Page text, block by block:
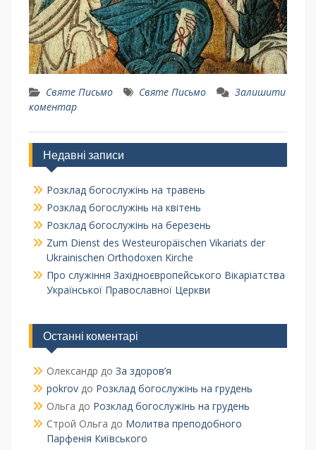
Святе Письмо Святе Письмо
Залишити
коментар
Недавні записи
Розклад богослужінь на травень
Розклад богослужінь на квітень
Розклад богослужінь на березень
Zum Dienst des Westeuropäischen Vikariats der
Ukrainischen Orthodoxen Kirche
Про служіння Західноєвропейського Вікаріатства
Української Православної Церкви
Останні коментарі
Олександр до За здоров’я
pokrovдо Розклад богослужінь на грудень
Ольга до Розклад богослужінь на грудень
Строй Ольга до Молитва преподобного
Парфенія Київського